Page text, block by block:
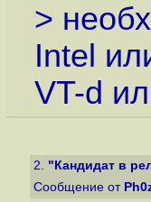
>
Intel
VT-d
2. "Кандидат в
Сообщение от